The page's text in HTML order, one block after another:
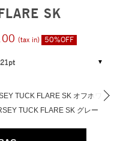
SK
(tax in) 50%OFF